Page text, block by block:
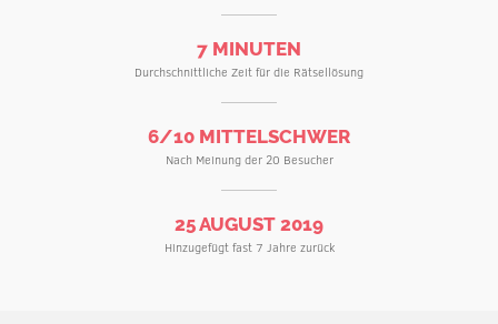
7 MINUTEN
Durchschnittliche Zeit für die Rätsellösung
6/10 MITTELSCHWER
Nach Meinung der 20 Besucher
25 AUGUST 2019
Hinzugefügt fast 7 Jahre zurück